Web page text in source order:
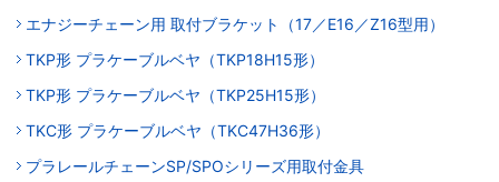
エナジーチェーン用 取付ブラケット（17／E16／Z16型用）
TKP形 プラケーブルベヤ（TKP18H15形）
TKP形 プラケーブルベヤ（TKP25H15形）
TKC形 プラケーブルベヤ（TKC47H36形）
プラレールチェーンSP/SPOシリーズ用取付金具